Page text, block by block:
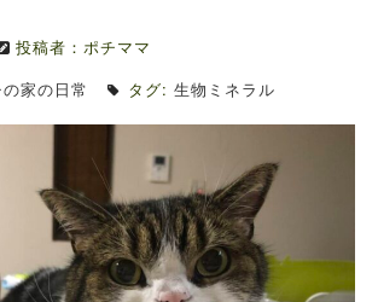
投稿者：ポチママ
家の日常 タグ:生物ミネラル